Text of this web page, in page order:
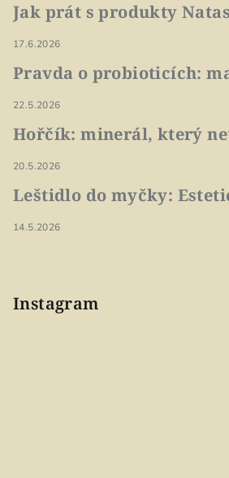
Jak prát s produkty
17.6.2026
Pravda o probioticích:
22.5.2026
Hořčík: minerál, který
20.5.2026
Leštidlo do myčky:
14.5.2026
Instagram